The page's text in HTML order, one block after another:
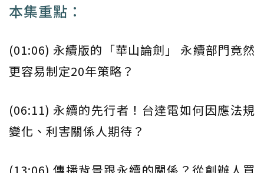
本集重點：
(01:06) 永續版的「華山論劍」 永續部門竟然
更容易制定20年策略？
(06:11) 永續的先行者！台達電如何因應法規
變化、利害關係人期待？